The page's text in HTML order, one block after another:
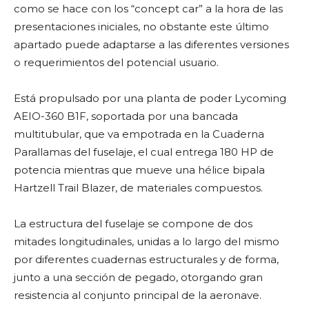
como se hace con los “concept car” a la hora de las
presentaciones iniciales, no obstante este último
apartado puede adaptarse a las diferentes versiones
o requerimientos del potencial usuario.
Está propulsado por una planta de poder Lycoming
AEIO-360 B1F, soportada por una bancada
multitubular, que va empotrada en la Cuaderna
Parallamas del fuselaje, el cual entrega 180 HP de
potencia mientras que mueve una hélice bipala
Hartzell Trail Blazer, de materiales compuestos.
La estructura del fuselaje se compone de dos
mitades longitudinales, unidas a lo largo del mismo
por diferentes cuadernas estructurales y de forma,
junto a una sección de pegado, otorgando gran
resistencia al conjunto principal de la aeronave.